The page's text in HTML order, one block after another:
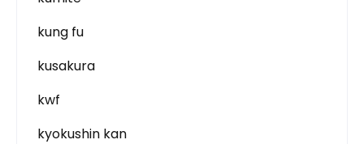
kung fu
kusakura
kwf
kyokushin kan